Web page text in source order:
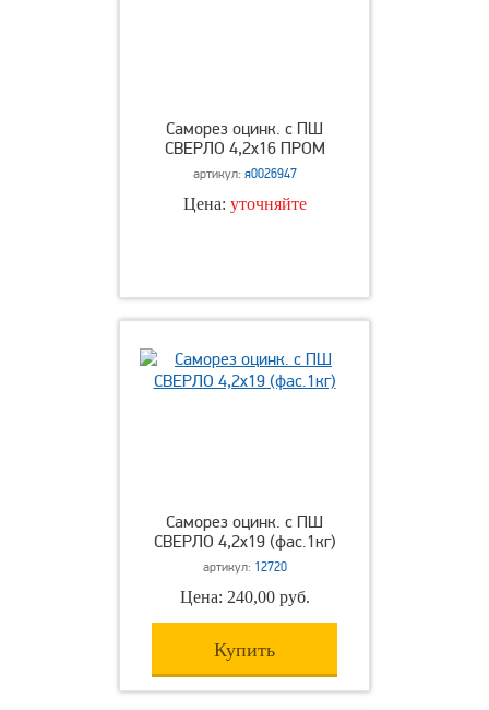
Саморез оцинк. с ПШ
СВЕРЛО 4,2х16 ПРОМ
артикул: я0026947
Цена: уточняйте
Саморез оцинк. с ПШ
СВЕРЛО 4,2х19 (фас.1кг)
артикул: 12720
Цена: 240,00 руб.
Купить